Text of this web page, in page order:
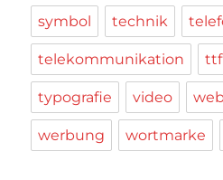
symbol technik
telekommunikation ttf
typografie video
werbung wortmarke